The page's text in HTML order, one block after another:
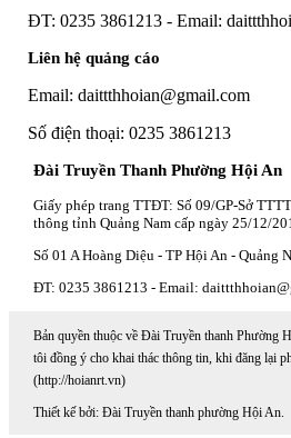
ĐT: 0235 3861213 - Email:
Liên hệ quảng cáo
Email: daittthhoian@gmail.com
Số điện thoại: 0235 3861213
Đài Truyền Thanh Phường Hội An
Giấy phép trang TTĐT: Số 09/GP-Sở
thông tỉnh Quảng Nam cấp ngày 25/12/
Số 01 A Hoàng Diệu - TP Hội An - Quảng
ĐT: 0235 3861213 - Email:
Bản quyền thuộc về Đài Truyền thanh Phường
tôi đồng ý cho khai thác thông tin, khi đăng lại
(http://hoianrt.vn)
Thiết kế bởi: Đài Truyền thanh phường Hội An.